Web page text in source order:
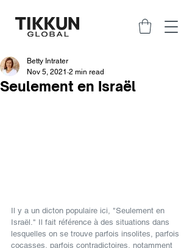
Seulement en Israël
Betty Intrater
Nov 5, 2021 2 min read
Il y a un dicton populaire ici, "Seulement en
Israël." Il fait référence à des situations dans
lesquelles on se trouve parfois insolites, parfois
cocasses, parfois contradictoires, notamment